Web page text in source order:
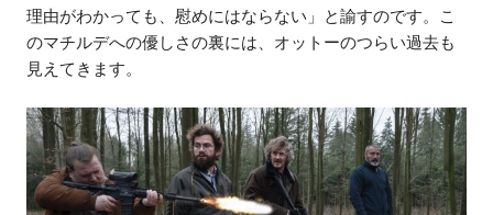
理由がわかっても、慰めにはならない」と諭すのです。こ
のマチルデへの優しさの裏には、オットーのつらい過去も
見えてきます。